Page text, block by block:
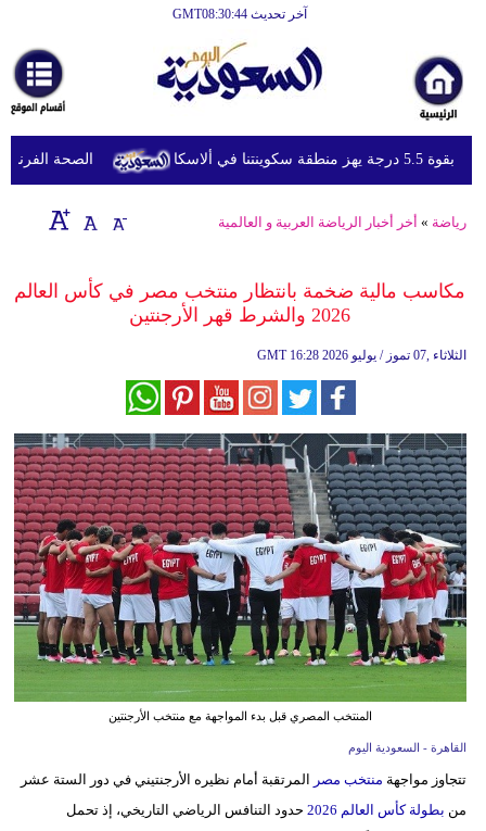
آخر تحديث GMT08:30:44
أخبارعاجلة
رياضة
ثقافة
إقتصاد
وموسيقى
سياحة
وسفر
ديكور
أخبار
إعلام
تعليم
علوم
وتكنولوجيا
الصحة الفرنسية سكوينتنا في ألاسكا
رياضة » أخر أخبار الرياضة العربية و العالمية
مكاسب مالية ضخمة بانتظار منتخب مصر في كأس العالم
2026 والشرط قهر الأرجنتين
GMT 16:28 2026 الثلاثاء ,07 تموز / يوليو
المنتخب المصري قبل بدء المواجهة مع منتخب الأرجنتين
القاهرة - السعودية اليوم
تتجاوز مواجهة منتخب مصر المرتقبة أمام نظيره الأرجنتيني في دور الستة عشر
من بطولة كأس العالم 2026
حدود التنافس الرياضي التاريخي، إذ تحمل